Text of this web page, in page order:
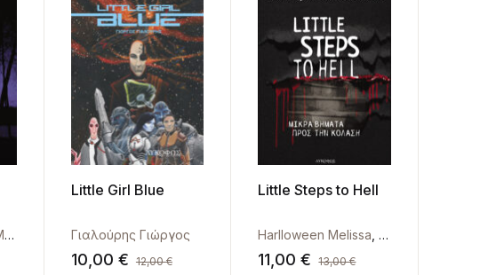
Γεωργοπούλου Α. Μαρία
Little Girl Blue
Γιαλούρης Γιώργος
10,00 € 12,00€
Little Steps to Hell
Harlloween Melissa Queen Francine
11,00€ 13,00€